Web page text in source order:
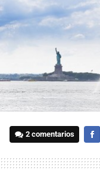
2 comentarios